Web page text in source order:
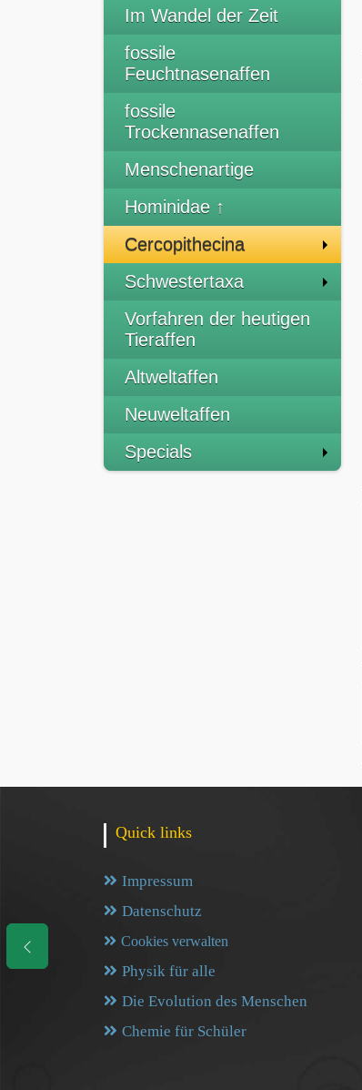
Im Wandel der Zeit
fossile
Feuchtnasenaffen
fossile
Trockennasenaffen
Menschenartige
Hominidae ↑
Cercopithecina
Schwestertaxa
Vorfahren der heutigen
Tieraffen
Altweltaffen
Neuweltaffen
Specials
Quick links
Impressum
Datenschutz
Cookies verwalten
Physik für alle
Die Evolution des Menschen
Chemie für Schüler